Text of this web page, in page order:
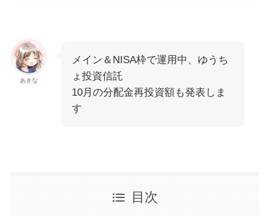
あきな
メイン＆NISA枠で運用中、ゆうち
ょ投資信託
10月の分配金再投資額も発表しま
す
目次